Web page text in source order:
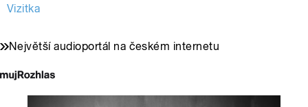
Vizitka
Největší audioportál na českém internetu